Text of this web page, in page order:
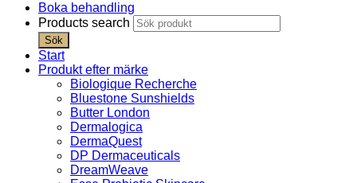
Boka behandling
Products search
Sök
Start
Produkt efter märke
Biologique Recherche
Bluestone Sunshields
Butter London
Dermalogica
DermaQuest
DP Dermaceuticals
DreamWeave